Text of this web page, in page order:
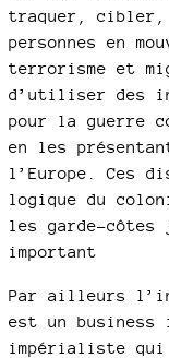
traquer, cibler,
personnes en
terrorisme et
d’utiliser des
pour la guerre
en les présentant
l’Europe. Ces
logique du
les garde-côtes
important
Par ailleurs
est un
impérialiste qui